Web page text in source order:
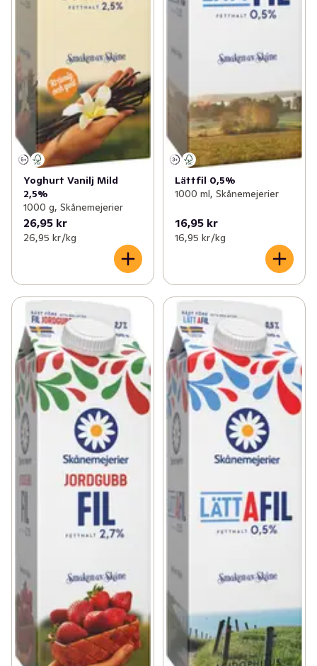
Yoghurt Vanilj Mild
2,5%
1000 g, Skånemejerier
26,95 kr
26,95 kr /kg
Lättfil 0,5%
1000 ml, Skånemejerier
16,95 kr
16,95 kr /kg